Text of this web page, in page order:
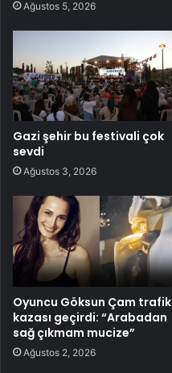
Ağustos 5, 2026
Gazi şehir bu festivali çok
sevdi
Ağustos 3, 2026
Oyuncu Göksun Çam trafik
kazası geçirdi: “Arabadan
sağ çıkmam mucize”
Ağustos 2, 2026